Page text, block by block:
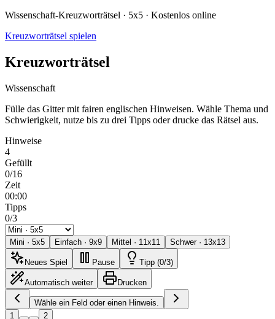
Wissenschaft-Kreuzworträtsel · 5x5 · Kostenlos online
Kreuzworträtsel spielen
Kreuzworträtsel
Wissenschaft
Fülle das Gitter mit fairen englischen Hinweisen. Wähle Thema und
Schwierigkeit, nutze bis zu drei Tipps oder drucke das Rätsel aus.
Hinweise
4
Gefüllt
0/16
Zeit
00:00
Tipps
0/3
Mini · 5x5 Einfach · 9x9 Mittel · 11x11 Schwer· 13x13
Neues Spiel Pause Tipp (0/3)
Automatisch weiter Drucken
Wähle ein Feld oder einen Hinweis.
1
2